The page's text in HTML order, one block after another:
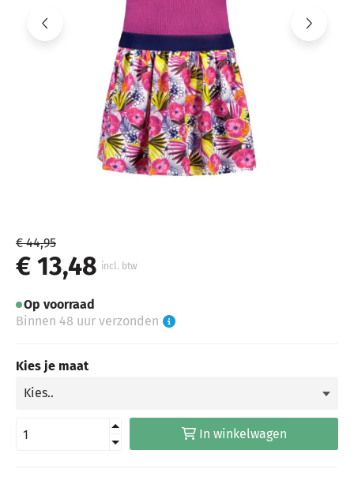
€ 44,95
€ 13,48 incl. btw
Op voorraad
Binnen 48 uur verzonden
Kies je maat
In winkelwagen